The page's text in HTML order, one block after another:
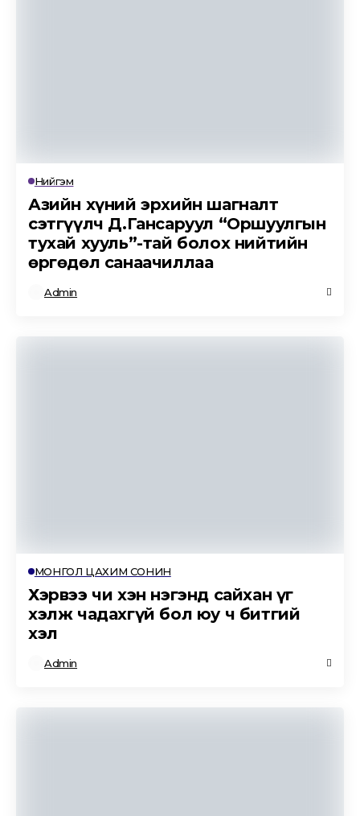
Нийгэм
Азийн хүний эрхийн шагналт
сэтгүүлч Д.Гансаруул “Оршуулгын
тухай хууль”-тай болох нийтийн
өргөдөл санаачиллаа
Admin
МОНГОЛ ЦАХИМ СОНИН
Хэрвээ чи хэн нэгэнд сайхан үг
хэлж чадахгүй бол юу ч битгий
хэл
Admin